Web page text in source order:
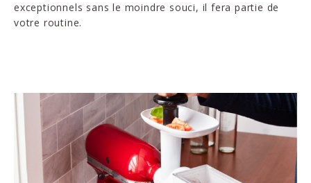
exceptionnels sans le moindre souci, il fera partie de
votre routine.